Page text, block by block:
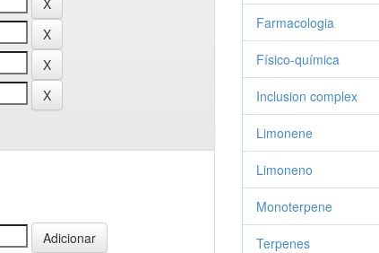
Farmacologia
Físico-química
Inclusion complex
Limonene
Limoneno
Monoterpene
Terpenes